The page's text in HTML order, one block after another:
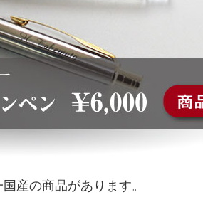
産の商品があります。